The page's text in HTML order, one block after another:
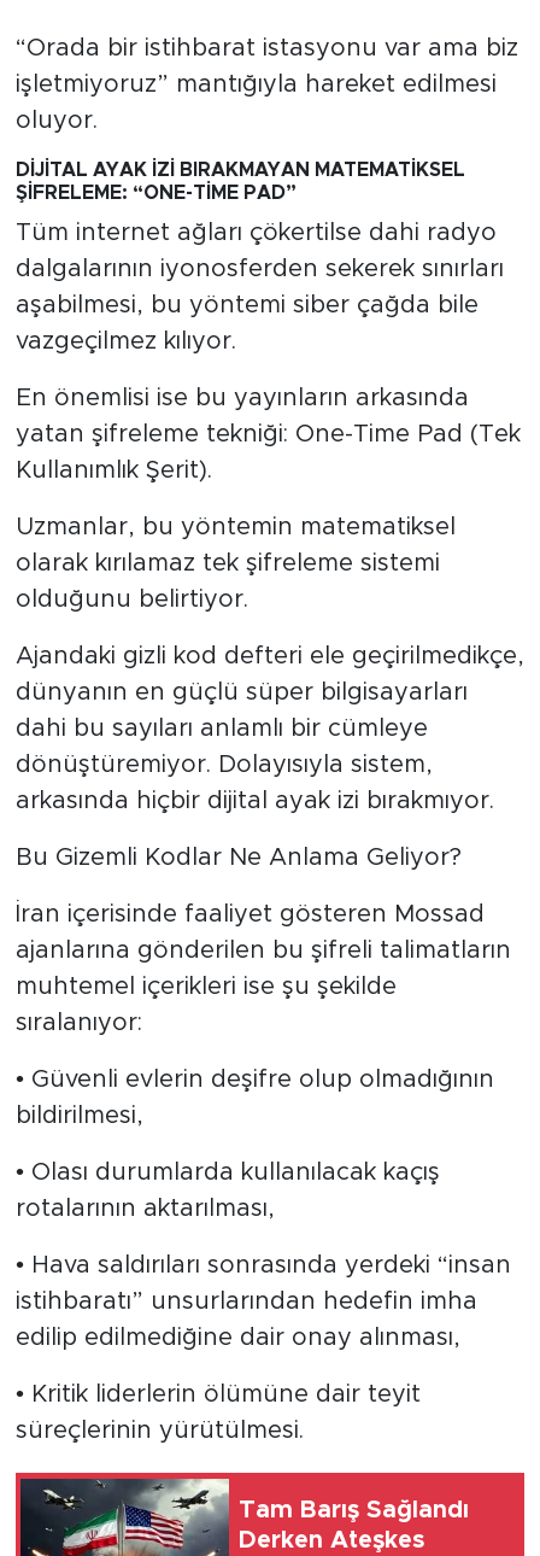
“Orada bir istihbarat istasyonu var ama biz
işletmiyoruz” mantığıyla hareket edilmesi
oluyor.
DİJİTAL AYAK İZİ BIRAKMAYAN MATEMATİKSEL
ŞİFRELEME: “ONE-TİME PAD”
Tüm internet ağları çökertilse dahi radyo
dalgalarının iyonosferden sekerek sınırları
aşabilmesi, bu yöntemi siber çağda bile
vazgeçilmez kılıyor.
En önemlisi ise bu yayınların arkasında
yatan şifreleme tekniği: One-Time Pad (Tek
Kullanımlık Şerit).
Uzmanlar, bu yöntemin matematiksel
olarak kırılamaz tek şifreleme sistemi
olduğunu belirtiyor.
Ajandaki gizli kod defteri ele geçirilmedikçe,
dünyanın en güçlü süper bilgisayarları
dahi bu sayıları anlamlı bir cümleye
dönüştüremiyor. Dolayısıyla sistem,
arkasında hiçbir dijital ayak izi bırakmıyor.
Bu Gizemli Kodlar Ne Anlama Geliyor?
İran içerisinde faaliyet gösteren Mossad
ajanlarına gönderilen bu şifreli talimatların
muhtemel içerikleri ise şu şekilde
sıralanıyor:
• Güvenli evlerin deşifre olup olmadığının
bildirilmesi,
• Olası durumlarda kullanılacak kaçış
rotalarının aktarılması,
• Hava saldırıları sonrasında yerdeki “insan
istihbaratı” unsurlarından hedefin imha
edilip edilmediğine dair onay alınması,
• Kritik liderlerin ölümüne dair teyit
süreçlerinin yürütülmesi.
Tam Barış Sağlandı
Derken Ateşkes